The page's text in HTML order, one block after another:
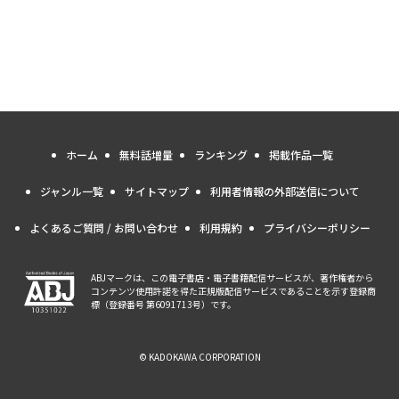
ホーム 無料話増量 ランキング 掲載作品一覧
ジャンル一覧 サイトマップ 利用者情報の外部送信について
よくあるご質問 / お問い合わせ 利用規約 プライバシーポリシー
ABJマークは、この電子書店・電子書籍配信サービスが、著作権者から
コンテンツ使用許諾を得た正規版配信サービスであることを示す登録商
標（登録番号 第6091713号）です。
© KADOKAWA CORPORATION